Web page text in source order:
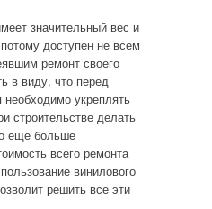
значительный вес и
доступен не всем
ремонт своего
в виду, что перед
укреплять
строительстве делать
еще больше
всего ремонта
винилового
решить все эти